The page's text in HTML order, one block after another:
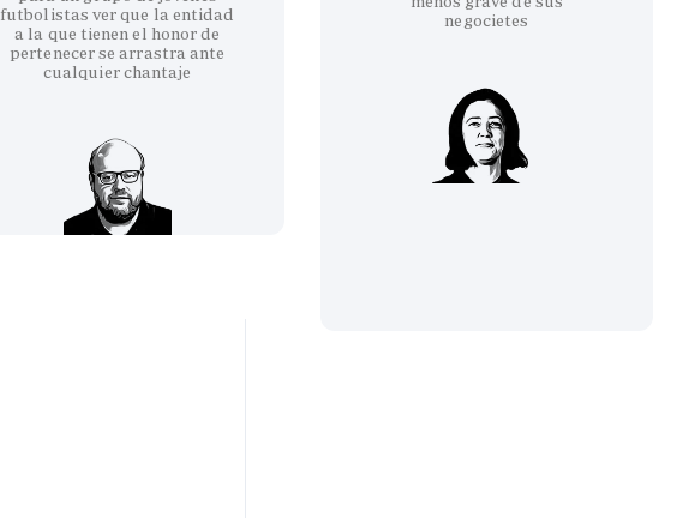
futbolistas ver que la entidad
a la que tienen el honor de
pertenecer se arrastra ante
cualquier chantaje
negocietes